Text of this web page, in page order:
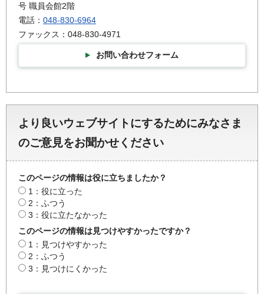
号 職員会館2階
電話： 048-830-6964
ファックス：048-830-4971
お問い合わせフォーム
より良いウェブサイトにするためにみなさま
のご意見をお聞かせください
このページの情報は役に立ちましたか？
1：役に立った
2：ふつう
3：役に立たなかった
このページの情報は見つけやすかったですか？
1：見つけやすかった
2：ふつう
3：見つけにくかった